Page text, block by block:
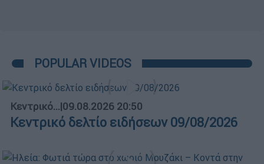
POPULAR VIDEOS
Κεντρικό...|09.08.2026 20:50
Κεντρικό δελτίο ειδήσεων 09/08/2026